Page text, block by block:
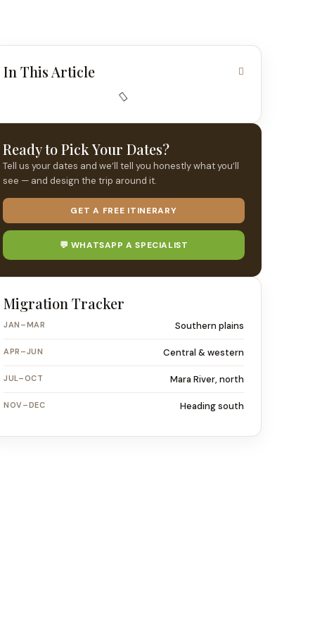
In This Article
Ready to Pick Your Dates?
Tell us your dates and we’ll tell you honestly what you’ll
see — and design the trip around it.
GET A FREE ITINERARY
💬 WHATSAPP A SPECIALIST
Migration Tracker
JAN–MAR Southern plains
APR–JUN Central & western
JUL–OCT Mara River, north
NOV–DEC Heading south